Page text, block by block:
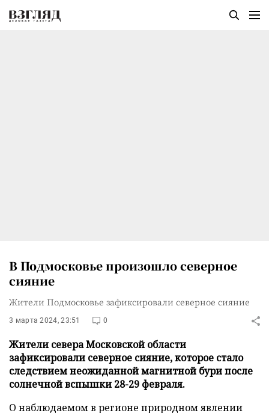
В Подмосковье произошло северное
сияние
Жители Подмосковье зафиксировали северное сияние
3 марта 2024, 23:51 0
Жители севера Московской области
зафиксировали северное сияние, которое стало
следствием неожиданной магнитной бури после
солнечной вспышки 28-29 февраля.
О наблюдаемом в регионе природном явлении